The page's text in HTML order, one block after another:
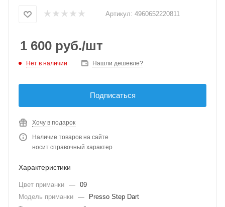
Артикул: 4960652220811
1 600 руб./шт
Нет в наличии Нашли дешевле?
Подписаться
Хочу в подарок
Наличие товаров на сайте
носит справочный характер
Характеристики
Цвет приманки — 09
Модель приманки —
Presso Step Dart